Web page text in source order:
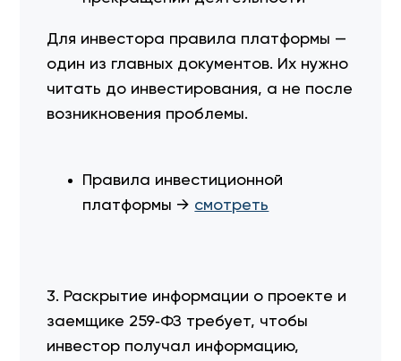
Для инвестора правила платформы —
один из главных документов. Их нужно
читать до инвестирования, а не после
возникновения проблемы.
Правила инвестиционной
платформы → смотреть
3. Раскрытие информации о проекте и
заемщике 259‑ФЗ требует, чтобы
инвестор получал информацию,